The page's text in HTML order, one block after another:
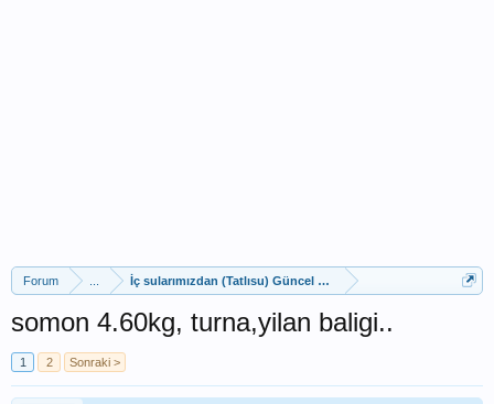
Forum İç sularımızdan (Tatlısu) Güncel Av Raporları
somon 4.60kg, turna,yilan baligi..
1 2 Sonraki >